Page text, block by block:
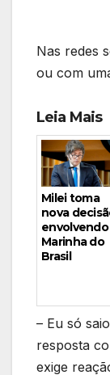
Nas redes
ou com
Leia Mais
Milei toma
nova
envolvendo
Marinha do
Brasil
– Eu só
resposta
exige